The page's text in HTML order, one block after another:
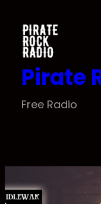
contenido
Pirate
Free Radio